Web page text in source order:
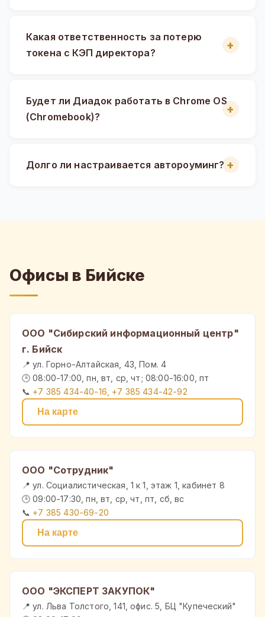
Какая ответственность за потерю
токена с КЭП директора?
Будет ли Диадок работать в Chrome OS
(Chromebook)?
Долго ли настраивается автороуминг?
Офисы в Бийске
ООО "Сибирский информационный центр"
г. Бийск
📍 ул. Горно-Алтайская, 43, Пом. 4
🕒 08:00-17:00, пн, вт, ср, чт; 08:00-16:00, пт
📞 +7 385 434-40-16, +7 385 434-42-92
На карте
ООО "Сотрудник"
📍 ул. Социалистическая, 1 к 1, этаж 1, кабинет 8
🕒 09:00-17:30, пн, вт, ср, чт, пт, сб, вс
📞 +7 385 430-69-20
На карте
ООО "ЭКСПЕРТ ЗАКУПОК"
📍 ул. Льва Толстого, 141, офис. 5, БЦ "Купеческий"